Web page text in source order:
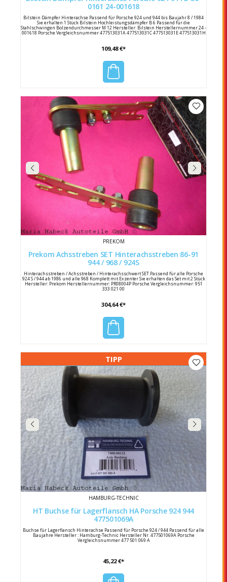
0161 24-001618
Bilstein Dämpfer Hinterachse Passend für Porsche 924 und 944 bis Baujahr 8 / 1984
Sie erhalten 1 Stück Bilstein Hochleistungsdämpfer B 6 Passend für die
Stahlschwingen Bolzendurchmesser M 12 Hersteller: Bilstein Herstellernummer 24 -
001618 Porsche Vergleichsnummer 477513031A 477513031C 477513031E 477513031H
109,48 €*
PREKOM
Prekom Achsstreben SET Hinterachsstreben 86-91
944 / 968 / 924S
Hinterachsstreben / Achsstreben / Hinterachsschwert SET Passend für alle Porsche
924 S / 944 ab 1986 und alle 968 Komplett mit Exzenter Sie erhalten das Set mit 2 Stück
Hersteller: Prekom Herstellernummer: PR08004P Porsche Vergleichsnummer: 951
333 021 00
304,64 €*
TIPP
HAMBURG-TECHNIC
HT Buchse für Lagerflansch HA Porsche 924 944
477501069A
Buchse für Lagerflansch Hinterachse Passend für Porsche 924 / 944 Passend für alle
Baujahre Hersteller : Hamburg-Technic Hersteller Nr. 477501069A Porsche
Vergleichsnummer 477 501 069 A
45,22 €*